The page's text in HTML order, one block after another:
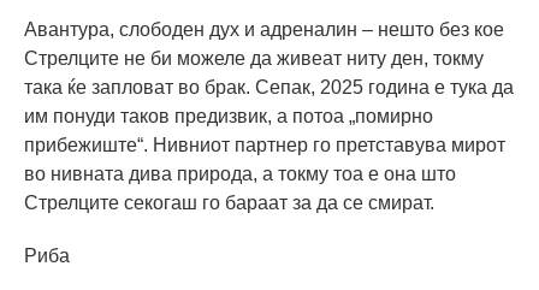
Авантура, слободен дух и адреналин – нешто без кое
Стрелците не би можеле да живеат ниту ден, токму
така ќе запловат во брак. Сепак, 2025 година е тука да
им понуди таков предизвик, а потоа „помирно
прибежиште“. Нивниот партнер го претставува мирот
во нивната дива природа, а токму тоа е она што
Стрелците секогаш го бараат за да се смират.
Риба